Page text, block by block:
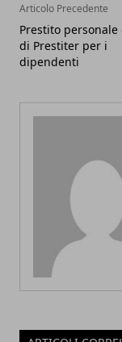
Articolo Precedente
Prestito personale
di Prestiter per i
dipendenti